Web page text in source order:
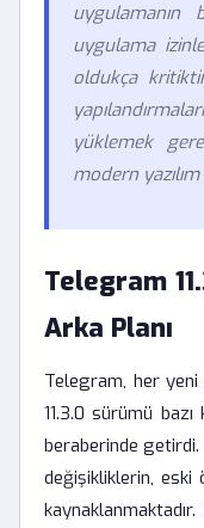
uygulamanın
uygulama
oldukça
yüklemek
modern
Telegram
Arka Planı
Telegram, her yeni
11.3.0 sürümü
beraberinde
değişikliklerin, eski